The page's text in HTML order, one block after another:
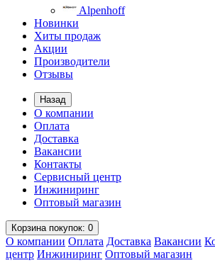
Alpenhoff
Новинки
Хиты продаж
Акции
Производители
Отзывы
Назад
О компании
Оплата
Доставка
Вакансии
Контакты
Сервисный центр
Инжиниринг
Оптовый магазин
Корзинапокупок: 0
О компании Оплата Доставка Вакансии
центр Инжиниринг Оптовый магазин